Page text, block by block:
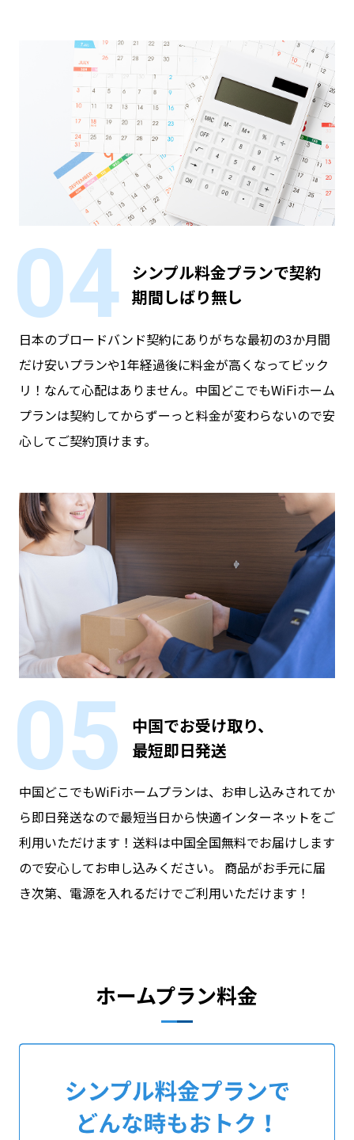
04
シンプル料金プランで契約
期間しばり無し
日本のブロードバンド契約にありがちな最初の3か月間
だけ安いプランや1年経過後に料金が高くなってビック
リ！なんて心配はありません。 中国どこでもWiFiホーム
プランは契約してからずーっと料金が変わらないので安
心してご契約頂けます。
05
中国でお受け取り、
最短即日発送
中国どこでもWiFiホームプランは、お申し込みされてか
ら即日発送なので最短当日から快適インターネットをご
利用いただけます！ 送料は中国全国無料でお届けします
ので安心してお申し込みください。 商品がお手元に届
き次第、電源を入れるだけでご利用いただけます！
ホームプラン料金